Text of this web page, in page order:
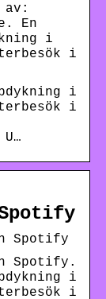
av:
En
i
i
i
i
Spotify
Spotify.
i
i